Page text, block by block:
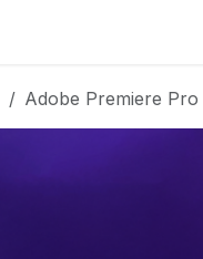
Adobe Premiere Pro